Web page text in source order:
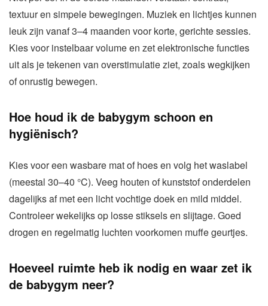
textuur en simpele bewegingen. Muziek en lichtjes kunnen
leuk zijn vanaf 3–4 maanden voor korte, gerichte sessies.
Kies voor instelbaar volume en zet elektronische functies
uit als je tekenen van overstimulatie ziet, zoals wegkijken
of onrustig bewegen.
Hoe houd ik de babygym schoon en
hygiënisch?
Kies voor een wasbare mat of hoes en volg het waslabel
(meestal 30–40 °C). Veeg houten of kunststof onderdelen
dagelijks af met een licht vochtige doek en mild middel.
Controleer wekelijks op losse stiksels en slijtage. Goed
drogen en regelmatig luchten voorkomen muffe geurtjes.
Hoeveel ruimte heb ik nodig en waar zet ik
de babygym neer?